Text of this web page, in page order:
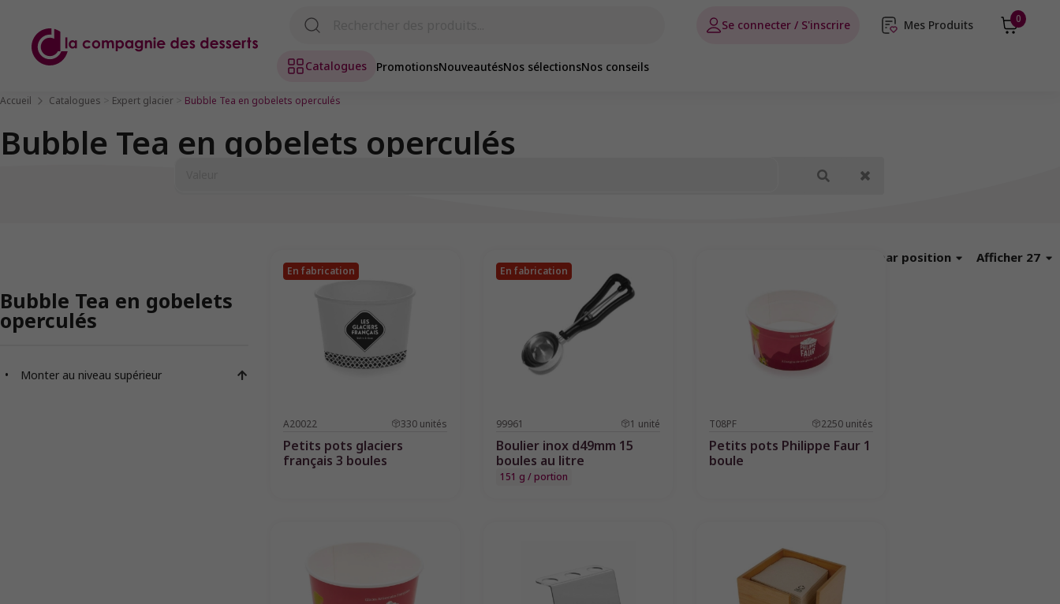
Se connecter / S'inscrire 0
Mes Produits
Catalogues PromotionsNouveautésNos sélectionsNos conseils
Accueil Catalogues Expert glacier Bubble Tea en gobelets operculés
Bubble Tea en gobelets operculés
Bubble Tea en gobelets
operculés
Monter au niveau supérieur
Afficher 27
par position
En fabrication
A20022 330 unités
Petits pots glaciers
français 3 boules
En fabrication
99961 1 unité
Boulier inox d49mm 15
boules au litre
151 g / portion
T08PF 2250 unités
Petits pots Philippe Faur 1
boule